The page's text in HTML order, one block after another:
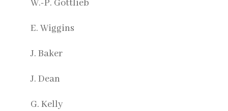
W.-P. Gottlieb
E. Wiggins
J. Baker
J. Dean
G. Kelly